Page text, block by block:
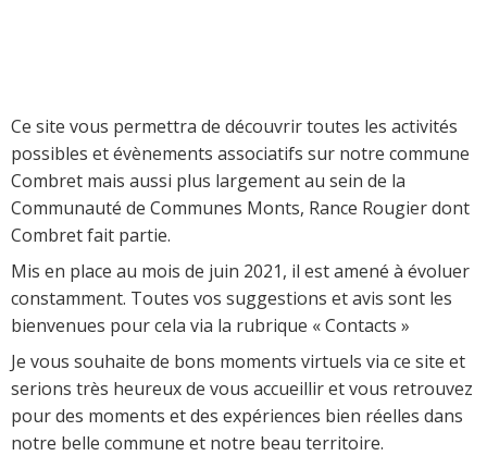
Ce site vous permettra de découvrir toutes les activités
possibles et évènements associatifs sur notre commune
Combret mais aussi plus largement au sein de la
Communauté de Communes Monts, Rance Rougier dont
Combret fait partie.
Mis en place au mois de juin 2021, il est amené à évoluer
constamment. Toutes vos suggestions et avis sont les
bienvenues pour cela via la rubrique « Contacts »
Je vous souhaite de bons moments virtuels via ce site et
serions très heureux de vous accueillir et vous retrouvez
pour des moments et des expériences bien réelles dans
notre belle commune et notre beau territoire.